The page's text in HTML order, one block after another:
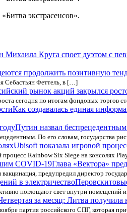
экстрасенсов».
Михаила Круга споет дуэтом с
продолжить позитивную
Себастьян Феттель, в […]
рынок акций закрылся
сегодня по итогам фондовых торгов
Как создавалась единая
Путин назвал
По его словам, государства
Ubisoft показала игровой
процесс Rainbow Six Siege на консолях
Глава «Вектора»
предупредил директор
поглощают свет внутри помещений
за месяц: Литва
партия российского СПГ, которая